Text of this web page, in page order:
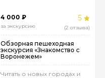
4 000 ₽
за экскурсию
5
(2 отзыва)
Обзорная пешеходная
экскурсия «Знакомство с
Воронежем»
Читать о новых городах и